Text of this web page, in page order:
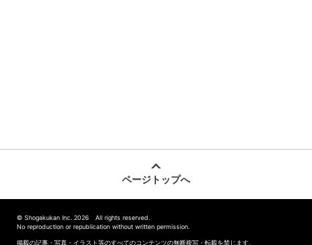
ページトップへ
© Shogakukan Inc. 2026 All rights reserved.
No reproduction or republication without written permission.
掲載の記事・写真・イラスト等のすべてのコンテンツの無断複写・転載を禁じます。